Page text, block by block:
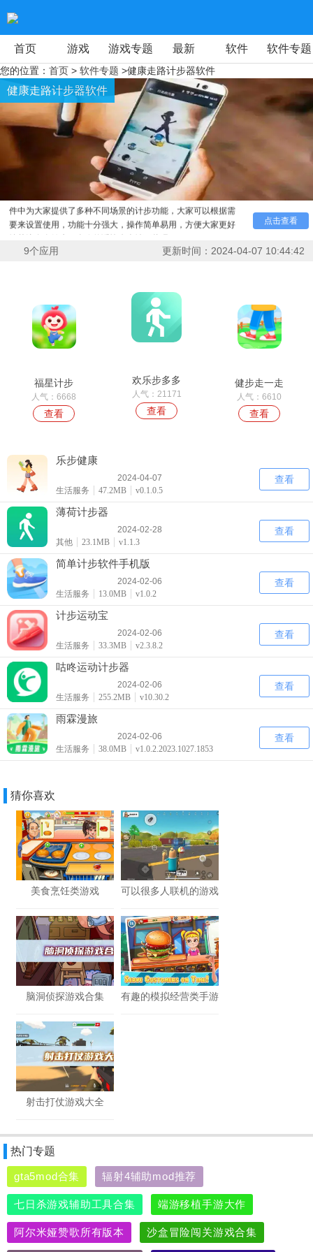
首页 游戏 游戏专题 最新 软件 软件专题
您的位置： 首页 > 软件专题 >健康走路计步器软件
健康走路计步器软件
点击查看
健康走路计步器软件有哪些好用的值得推荐呢？今天甜豆
网的小编为大家带来了几款非常不错的手机计步软件，这些软
件中为大家提供了多种不同场景的计步功能，大家可以根据需
要来设置使用，功能十分强大，操作简单易用，方便大家更好
地关注自身健康，喜欢的话快来本站下载吧！
9个应用 更新时间： 2024-04-07 10:44:42
福星计步
人气：6668
查看
欢乐步多多
人气：21171
查看
健步走一走
人气：6610
查看
乐步健康
2024-04-07
生活服务
47.2MB v0.1.0.5
查看
薄荷计步器
2024-02-28
其他
23.1MB v1.1.3
查看
简单计步软件手机版
2024-02-06
生活服务
13.0MB v1.0.2
查看
计步运动宝
2024-02-06
生活服务
33.3MB v2.3.8.2
查看
咕咚运动计步器
2024-02-06
生活服务
255.2MB v10.30.2
查看
雨霖漫旅
2024-02-06
生活服务
38.0MB v1.0.2.2023.1027.1853
查看
猜你喜欢
美食烹饪类游戏 可以很多人联机的游戏
脑洞侦探游戏合集 有趣的模拟经营类手游
射击打仗游戏大全
热门专题
gta5mod合集 辐射4辅助mod推荐
七日杀游戏辅助工具合集 端游移植手游大作
阿尔米娅赞歌所有版本 沙盒冒险闯关游戏合集